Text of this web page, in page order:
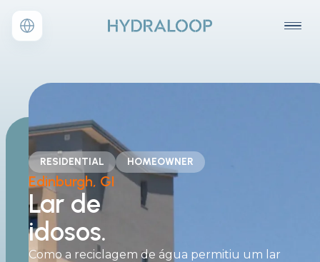
RESIDENTIAL HOMEOWNER
Edinburgh, GI
Lar de
idosos.
Como a reciclagem de água permitiu um lar